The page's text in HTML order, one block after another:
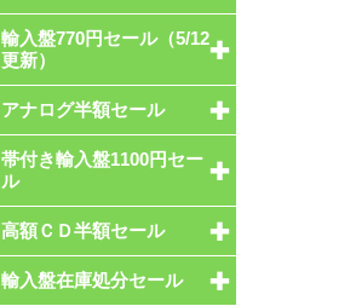
輸入盤770円セール（5/12
更新）
アナログ半額セール
帯付き輸入盤1100円セー
ル
高額ＣＤ半額セール
輸入盤在庫処分セール